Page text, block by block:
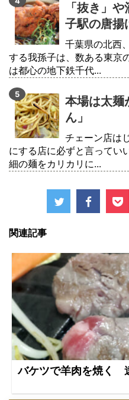
「抜き」
子駅の唐揚
千葉県の北西
する我孫子は、数ある東京
は都心の地下鉄千代...
本場は太麺
ん」
チェーン店は
にする店に必ずと言ってい
細の麺をカリカリに...
関連記事
バケツで羊肉を焼く